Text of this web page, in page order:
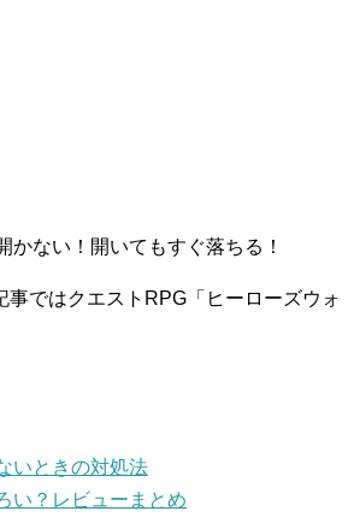
ない！開いてもすぐ落ちる！
ではクエストRPG「ヒーローズウォ
いときの対処法
い？レビューまとめ